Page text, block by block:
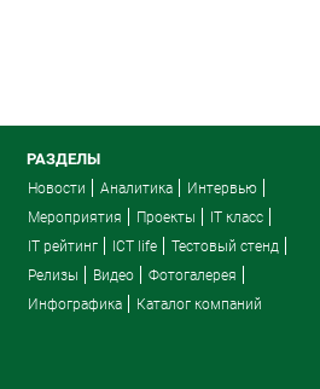
РАЗДЕЛЫ
Новости Аналитика
Интервью
Мероприятия
Проекты
IT класс
IT рейтинг
ICT life
Тестовый стенд
Релизы
Видео
Фотогалерея
Инфографика
Каталог компаний